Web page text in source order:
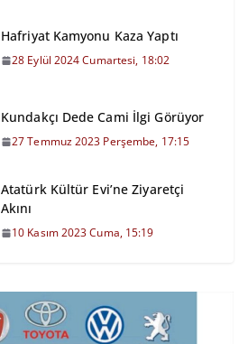
Hafriyat Kamyonu Kaza Yaptı
28 Eylül 2024 Cumartesi, 18:02
Kundakçı Dede Cami İlgi Görüyor
27 Temmuz 2023 Perşembe, 17:15
Atatürk Kültür Evi’ne Ziyaretçi
Akını
10 Kasım 2023 Cuma, 15:19